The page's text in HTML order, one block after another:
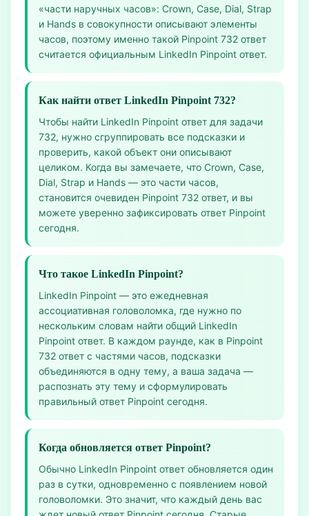
«части наручных часов»: Crown, Case, Dial, Strap
и Hands в совокупности описывают элементы
часов, поэтому именно такой Pinpoint 732 ответ
считается официальным LinkedIn Pinpoint ответ.
Как найти ответ LinkedIn Pinpoint 732?
Чтобы найти LinkedIn Pinpoint ответ для задачи
732, нужно сгруппировать все подсказки и
проверить, какой объект они описывают
целиком. Когда вы замечаете, что Crown, Case,
Dial, Strap и Hands — это части часов,
становится очевиден Pinpoint 732 ответ, и вы
можете уверенно зафиксировать ответ Pinpoint
сегодня.
Что такое LinkedIn Pinpoint?
LinkedIn Pinpoint — это ежедневная
ассоциативная головоломка, где нужно по
нескольким словам найти общий LinkedIn
Pinpoint ответ. В каждом раунде, как в Pinpoint
732 ответ с частями часов, подсказки
объединяются в одну тему, а ваша задача —
распознать эту тему и сформулировать
правильный ответ Pinpoint сегодня.
Когда обновляется ответ Pinpoint?
Обычно LinkedIn Pinpoint ответ обновляется один
раз в сутки, одновременно с появлением новой
головоломки. Это значит, что каждый день вас